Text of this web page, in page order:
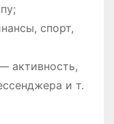
спорт,
активность,
и т.